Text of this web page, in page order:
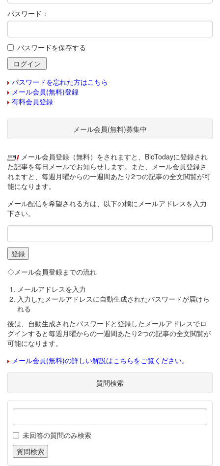
パスワード：
パスワードを保存する
パスワードを忘れた方はこちら
メール会員(無料)登録
有料会員登録
メール会員(無料)募集中
メール会員登録（無料）をされますと、BioTodayに登録され
た記事を毎日メールでお知らせします。また、メール会員登録さ
れますと、毎週月曜からの一週間あたり2つの記事の全文閲覧が可
能になります。
メール配信を希望される方は、以下の欄にメールアドレスを入力
下さい。
◇メール会員登録までの流れ
メールアドレスを入力
入力したメールアドレスに自動生成されたパスワードが届けら
れる
後は、自動生成されたパスワードと登録したメールアドレスでロ
グインすると毎週月曜からの一週間あたり2つの記事の全文閲覧が
可能になります。
メール会員(無料)の詳しい解説はこちらをご覧ください。
質問検索
未回答の質問のみ検索